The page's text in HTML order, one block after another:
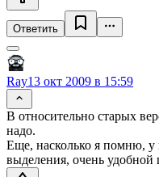
Ответить
Ray13 окт 2009 в 15:59
В относительно старых
надо.
Еще, насколько я помню,
выделения, очень